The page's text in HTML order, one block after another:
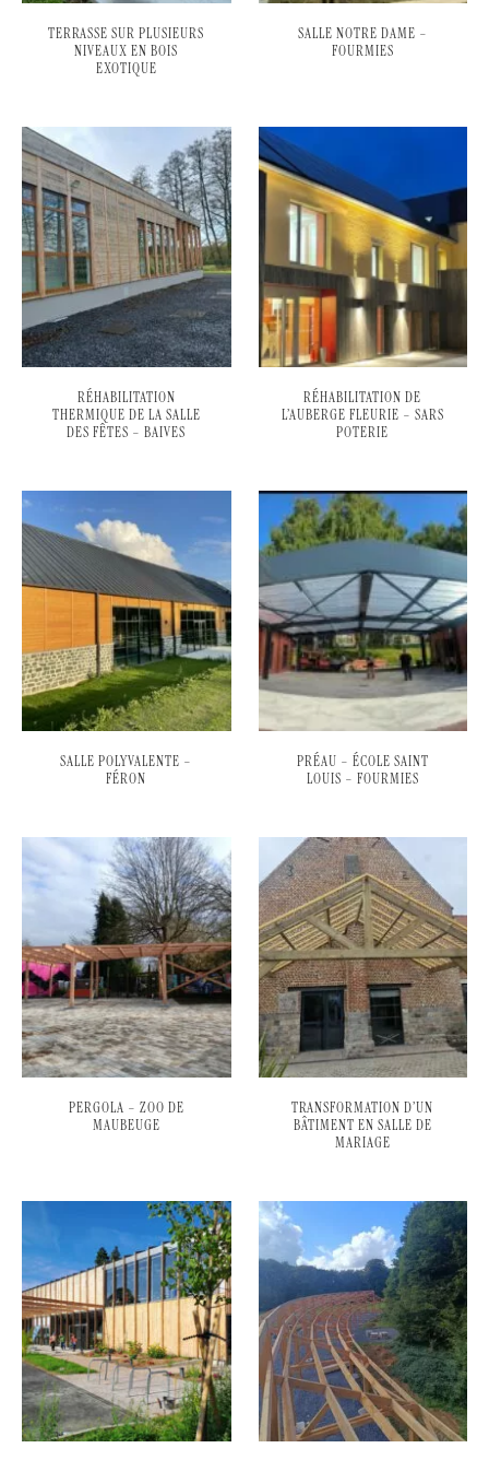
TERRASSE SUR PLUSIEURS
NIVEAUX EN BOIS
EXOTIQUE
SALLE NOTRE DAME –
FOURMIES
RÉHABILITATION
THERMIQUE DE LA SALLE
DES FÊTES – BAIVES
RÉHABILITATION DE
L’AUBERGE FLEURIE – SARS
POTERIE
SALLE POLYVALENTE –
FÉRON
PRÉAU – ÉCOLE SAINT
LOUIS – FOURMIES
PERGOLA – ZOO DE
MAUBEUGE
TRANSFORMATION D’UN
BÂTIMENT EN SALLE DE
MARIAGE